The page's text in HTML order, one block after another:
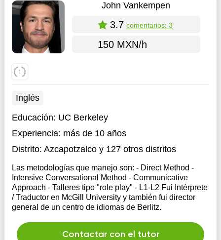
John Vankempen
3.7 comentarios: 3
150 MXN/h
Inglés
Educación: UC Berkeley
Experiencia: más de 10 años
Distrito: Azcapotzalcoy 127 otros distritos
Las metodologías que manejo son: - Direct Method -
Intensive Conversational Method - Communicative
Approach - Talleres tipo "role play" - L1-L2 Fui Intérprete
/ Traductor en McGill University y también fui director
general de un centro de idiomas de Berlitz.
Contactar con el tutor